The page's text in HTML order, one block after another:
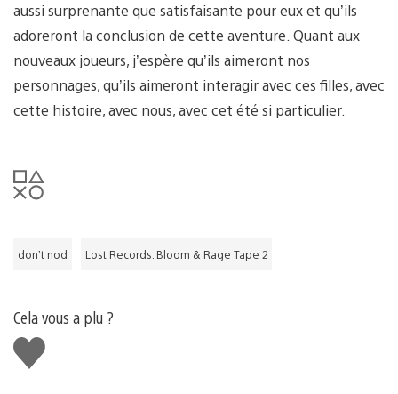
aussi surprenante que satisfaisante pour eux et qu’ils
adoreront la conclusion de cette aventure. Quant aux
nouveaux joueurs, j’espère qu’ils aimeront nos
personnages, qu’ils aimeront interagir avec ces filles, avec
cette histoire, avec nous, avec cet été si particulier.
don’t nod Lost Records: Bloom & Rage Tape 2
Cela vous a plu ?
J'aime